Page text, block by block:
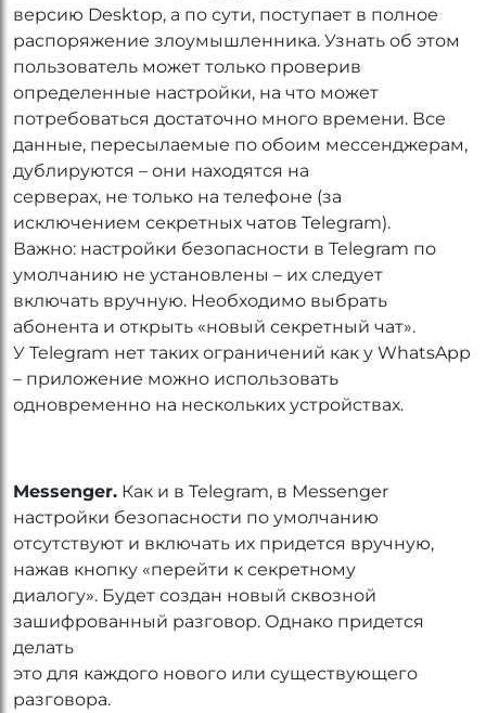
версию Desktop, а по сути, поступает в полное
распоряжение злоумышленника. Узнать об этом
пользователь может только проверив
определенные настройки, на что может
потребоваться достаточно много времени. Все
данные, пересылаемые по обоим мессенджерам,
дублируются – они находятся на
серверах, не только на телефоне (за
исключением секретных чатов Telegram).
Важно: настройки безопасности в Telegram по
умолчанию не установлены – их следует
включать вручную. Необходимо выбрать
абонента и открыть «новый секретный чат».
У Telegram нет таких ограничений как у WhatsApp
– приложение можно использовать
одновременно на нескольких устройствах.
Messenger. Как и в Telegram, в Messenger
настройки безопасности по умолчанию
отсутствуют и включать их придется вручную,
нажав кнопку «перейти к секретному
диалогу». Будет создан новый сквозной
зашифрованный разговор. Однако придется
делать
это для каждого нового или существующего
разговора.